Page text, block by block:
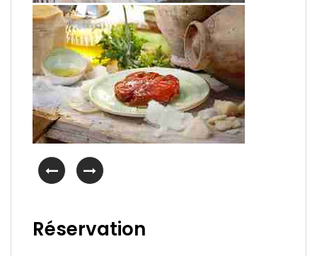
Réservation